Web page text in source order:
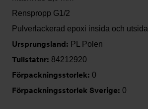
Renspropp G1/2
Pulverlackerad epoxi insida och utsida
Ursprungsland: PL Polen
Tullstatnr: 84212920
Förpackningsstorlek: 0
Förpackningsstorlek Sverige: 0